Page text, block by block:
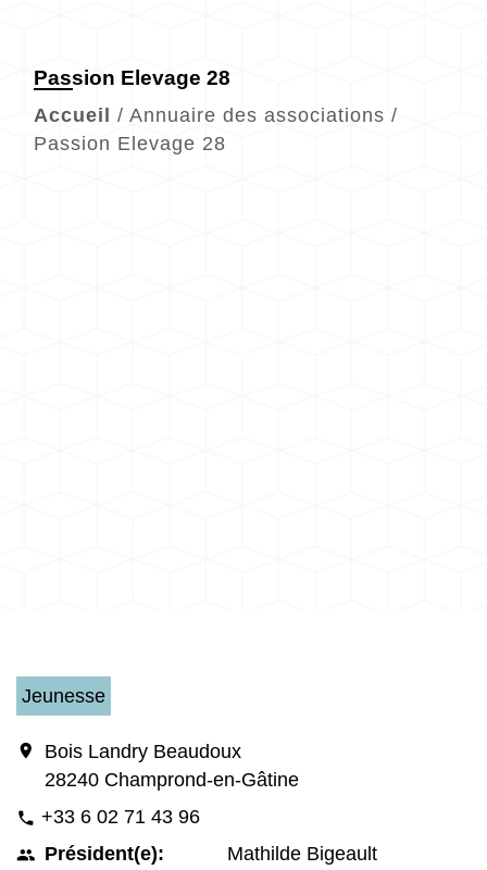
Passion Elevage 28
Accueil / Annuaire des associations /
Passion Elevage 28
Jeunesse
location_on
Bois Landry Beaudoux
28240 Champrond-en-Gâtine
phone +33 6 02 71 43 96
people Président(e):
Mathilde Bigeault